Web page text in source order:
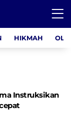
HIKMAH
Instruksikan